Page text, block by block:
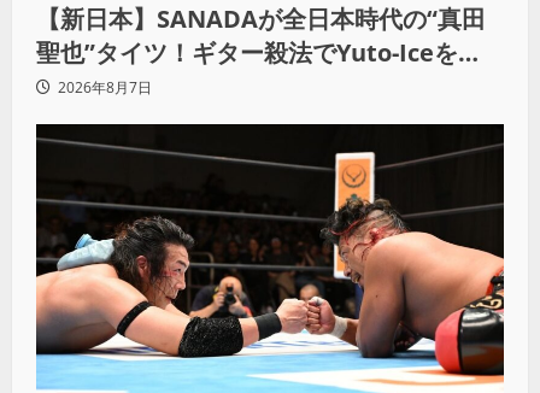
【新日本】SANADAが全日本時代の“真田
聖也”タイツ！ギター殺法でYuto-Iceを
KO「俺と闘う時は考えろ。感じるな」
2026年8月7日